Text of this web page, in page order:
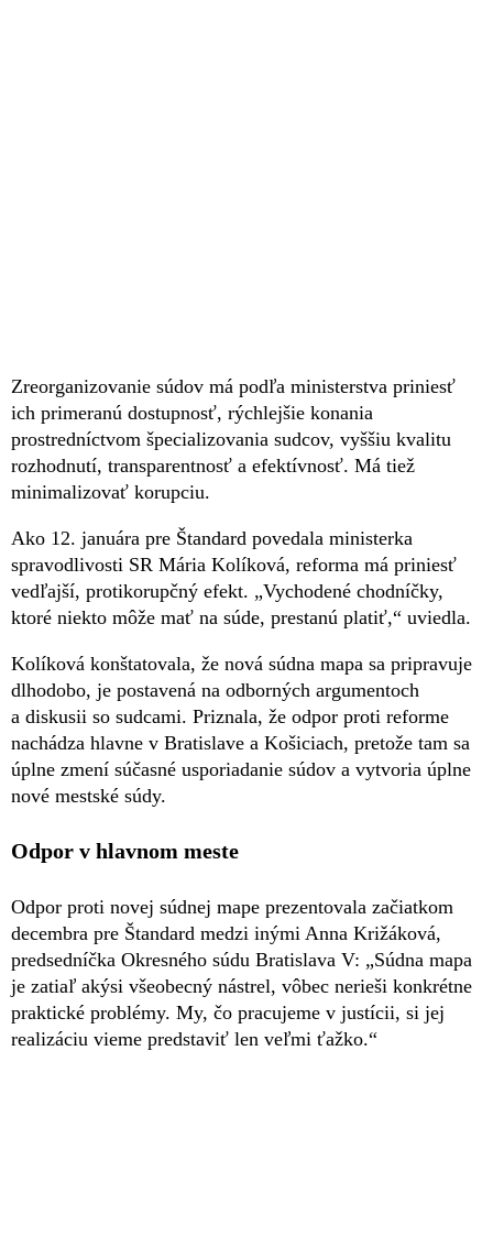
Zreorganizovanie súdov má podľa ministerstva priniesť
ich primeranú dostupnosť, rýchlejšie konania
prostredníctvom špecializovania sudcov, vyššiu kvalitu
rozhodnutí, transparentnosť a efektívnosť. Má tiež
minimalizovať korupciu.
Ako 12. januára pre Štandard povedala ministerka
spravodlivosti SR Mária Kolíková, reforma má priniesť
vedľajší, protikorupčný efekt. „Vychodené chodníčky,
ktoré niekto môže mať na súde, prestanú platiť,“ uviedla.
Kolíková konštatovala, že nová súdna mapa sa pripravuje
dlhodobo, je postavená na odborných argumentoch
a diskusii so sudcami. Priznala, že odpor proti reforme
nachádza hlavne v Bratislave a Košiciach, pretože tam sa
úplne zmení súčasné usporiadanie súdov a vytvoria úplne
nové mestské súdy.
Odpor v hlavnom meste
Odpor proti novej súdnej mape prezentovala začiatkom
decembra pre Štandard medzi inými Anna Križáková,
predsedníčka Okresného súdu Bratislava V: „Súdna mapa
je zatiaľ akýsi všeobecný nástrel, vôbec nerieši konkrétne
praktické problémy. My, čo pracujeme v justícii, si jej
realizáciu vieme predstaviť len veľmi ťažko.“